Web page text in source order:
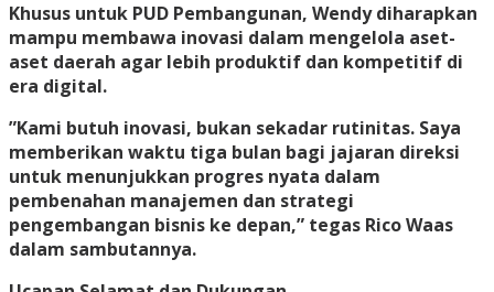
Khusus untuk PUD Pembangunan, Wendy diharapkan
mampu membawa inovasi dalam mengelola aset-
aset daerah agar lebih produktif dan kompetitif di
era digital.
​”Kami butuh inovasi, bukan sekadar rutinitas. Saya
memberikan waktu tiga bulan bagi jajaran direksi
untuk menunjukkan progres nyata dalam
pembenahan manajemen dan strategi
pengembangan bisnis ke depan,” tegas Rico Waas
dalam sambutannya.